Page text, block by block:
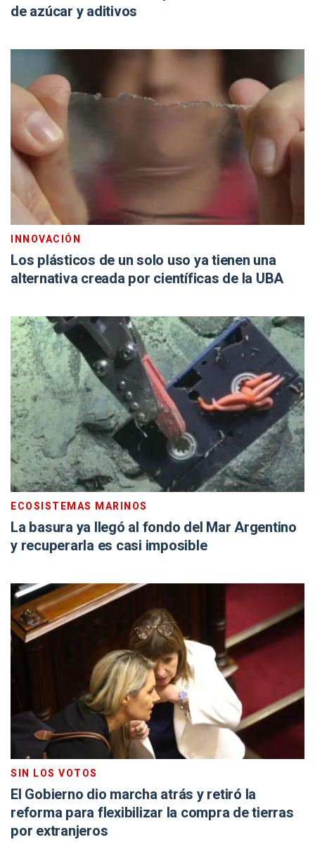
de azúcar y aditivos
INNOVACIÓN
Los plásticos de un solo uso ya tienen una
alternativa creada por científicas de la UBA
ECOSISTEMAS MARINOS
La basura ya llegó al fondo del Mar Argentino
y recuperarla es casi imposible
SIN LOS VOTOS
El Gobierno dio marcha atrás y retiró la
reforma para flexibilizar la compra de tierras
por extranjeros